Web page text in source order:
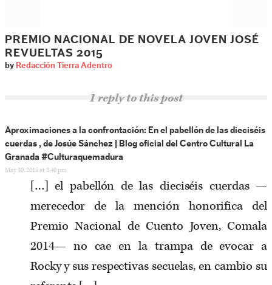
PREMIO NACIONAL DE NOVELA JOVEN JOSÉ
REVUELTAS 2015
by Redacción Tierra Adentro
1 reply to this post
Aproximaciones a la confrontación: En el pabellón de las dieciséis
cuerdas , de Josúe Sánchez | Blog oficial del Centro Cultural La
Granada #Culturaquemadura
May 30, 2015 at 3:40 pm
[…] el pabellón de las dieciséis cuerdas —
merecedor de la mención honorifica del
Premio Nacional de Cuento Joven, Comala
2014— no cae en la trampa de evocar a
Rocky y sus respectivas secuelas, en cambio su